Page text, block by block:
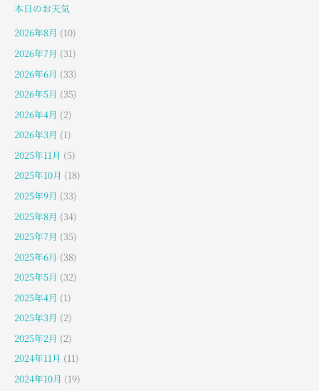
本日のお天気
2026年8月 (10)
2026年7月 (31)
2026年6月 (33)
2026年5月 (35)
2026年4月 (2)
2026年3月 (1)
2025年11月 (5)
2025年10月 (18)
2025年9月 (33)
2025年8月 (34)
2025年7月 (35)
2025年6月 (38)
2025年5月 (32)
2025年4月 (1)
2025年3月 (2)
2025年2月 (2)
2024年11月 (11)
2024年10月 (19)